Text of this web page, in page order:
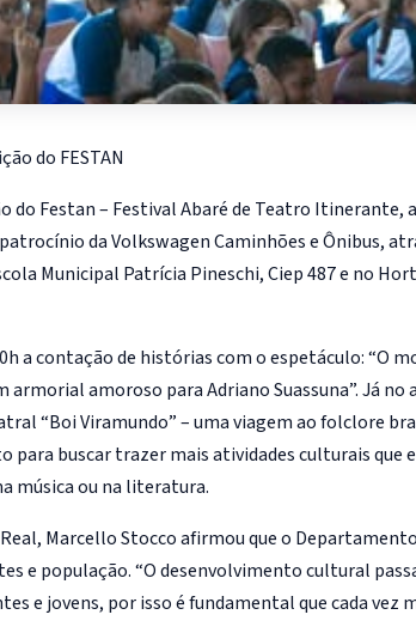
do FESTAN
do Festan – Festival Abaré de Teatro Itinerante,
da Volkswagen Caminhões e Ônibus,
Municipal Patrícia Pineschi, Ciep 487 e no
a contação de histórias com o espetáculo: “O
armorial amoroso para Adriano Suassuna”. Já
“Boi Viramundo” – uma viagem ao folclore
buscar trazer mais atividades culturais que
música ou na literatura.
Marcello Stocco afirmou que o
e população. “O desenvolvimento cultural
e jovens, por isso é fundamental que cada vez